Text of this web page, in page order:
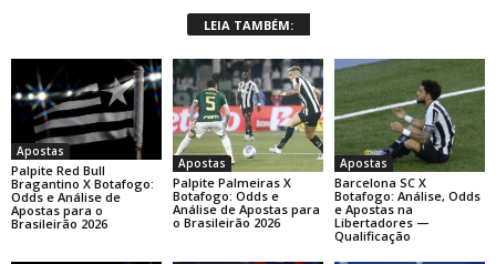
LEIA TAMBÉM:
Apostas
Palpite Red Bull
Bragantino X Botafogo:
Odds e Análise de
Apostas para o
Brasileirão 2026
Apostas
Palpite Palmeiras X
Botafogo: Odds e
Análise de Apostas para
o Brasileirão 2026
Apostas
Barcelona SC X
Botafogo: Análise, Odds
e Apostas na
Libertadores —
Qualificação